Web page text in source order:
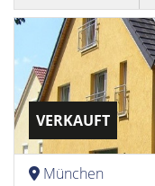
VERKAUFT
München